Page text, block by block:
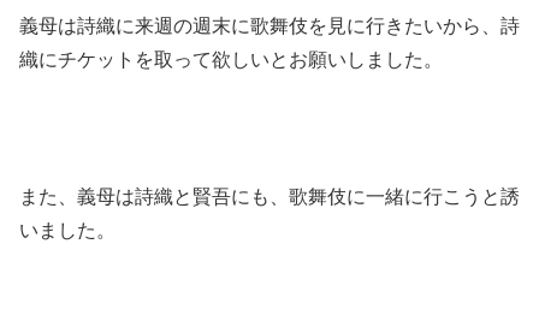
義母は詩織に来週の週末に歌舞伎を見に行きたいから、詩
織にチケットを取って欲しいとお願いしました。
また、義母は詩織と賢吾にも、歌舞伎に一緒に行こうと誘
いました。